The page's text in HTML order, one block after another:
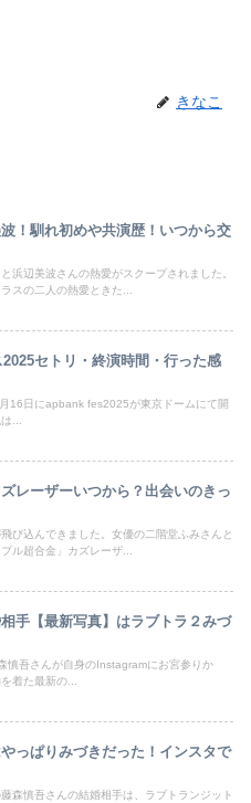
きなこ
！馴れ初めや共演歴！いつから交
浜辺美波さんの熱愛がスクープされました。
スの二人の熱愛ときた...
セトリ・終演時間・行った感
16日にapbank fes2025が東京ドームにて開
...
レーザーいつから？出会いのきっ
び込んできました。女優の二階堂ふみさんと
ル超合金」カズレーザ...
手【最新写真】はラブトラ２みづ
慎吾さんが自身のInstagramにお宮参りか
着た最新の...
っぱりみづきだった！インスタで
森慎吾さんの結婚相手は、ラブトランジット